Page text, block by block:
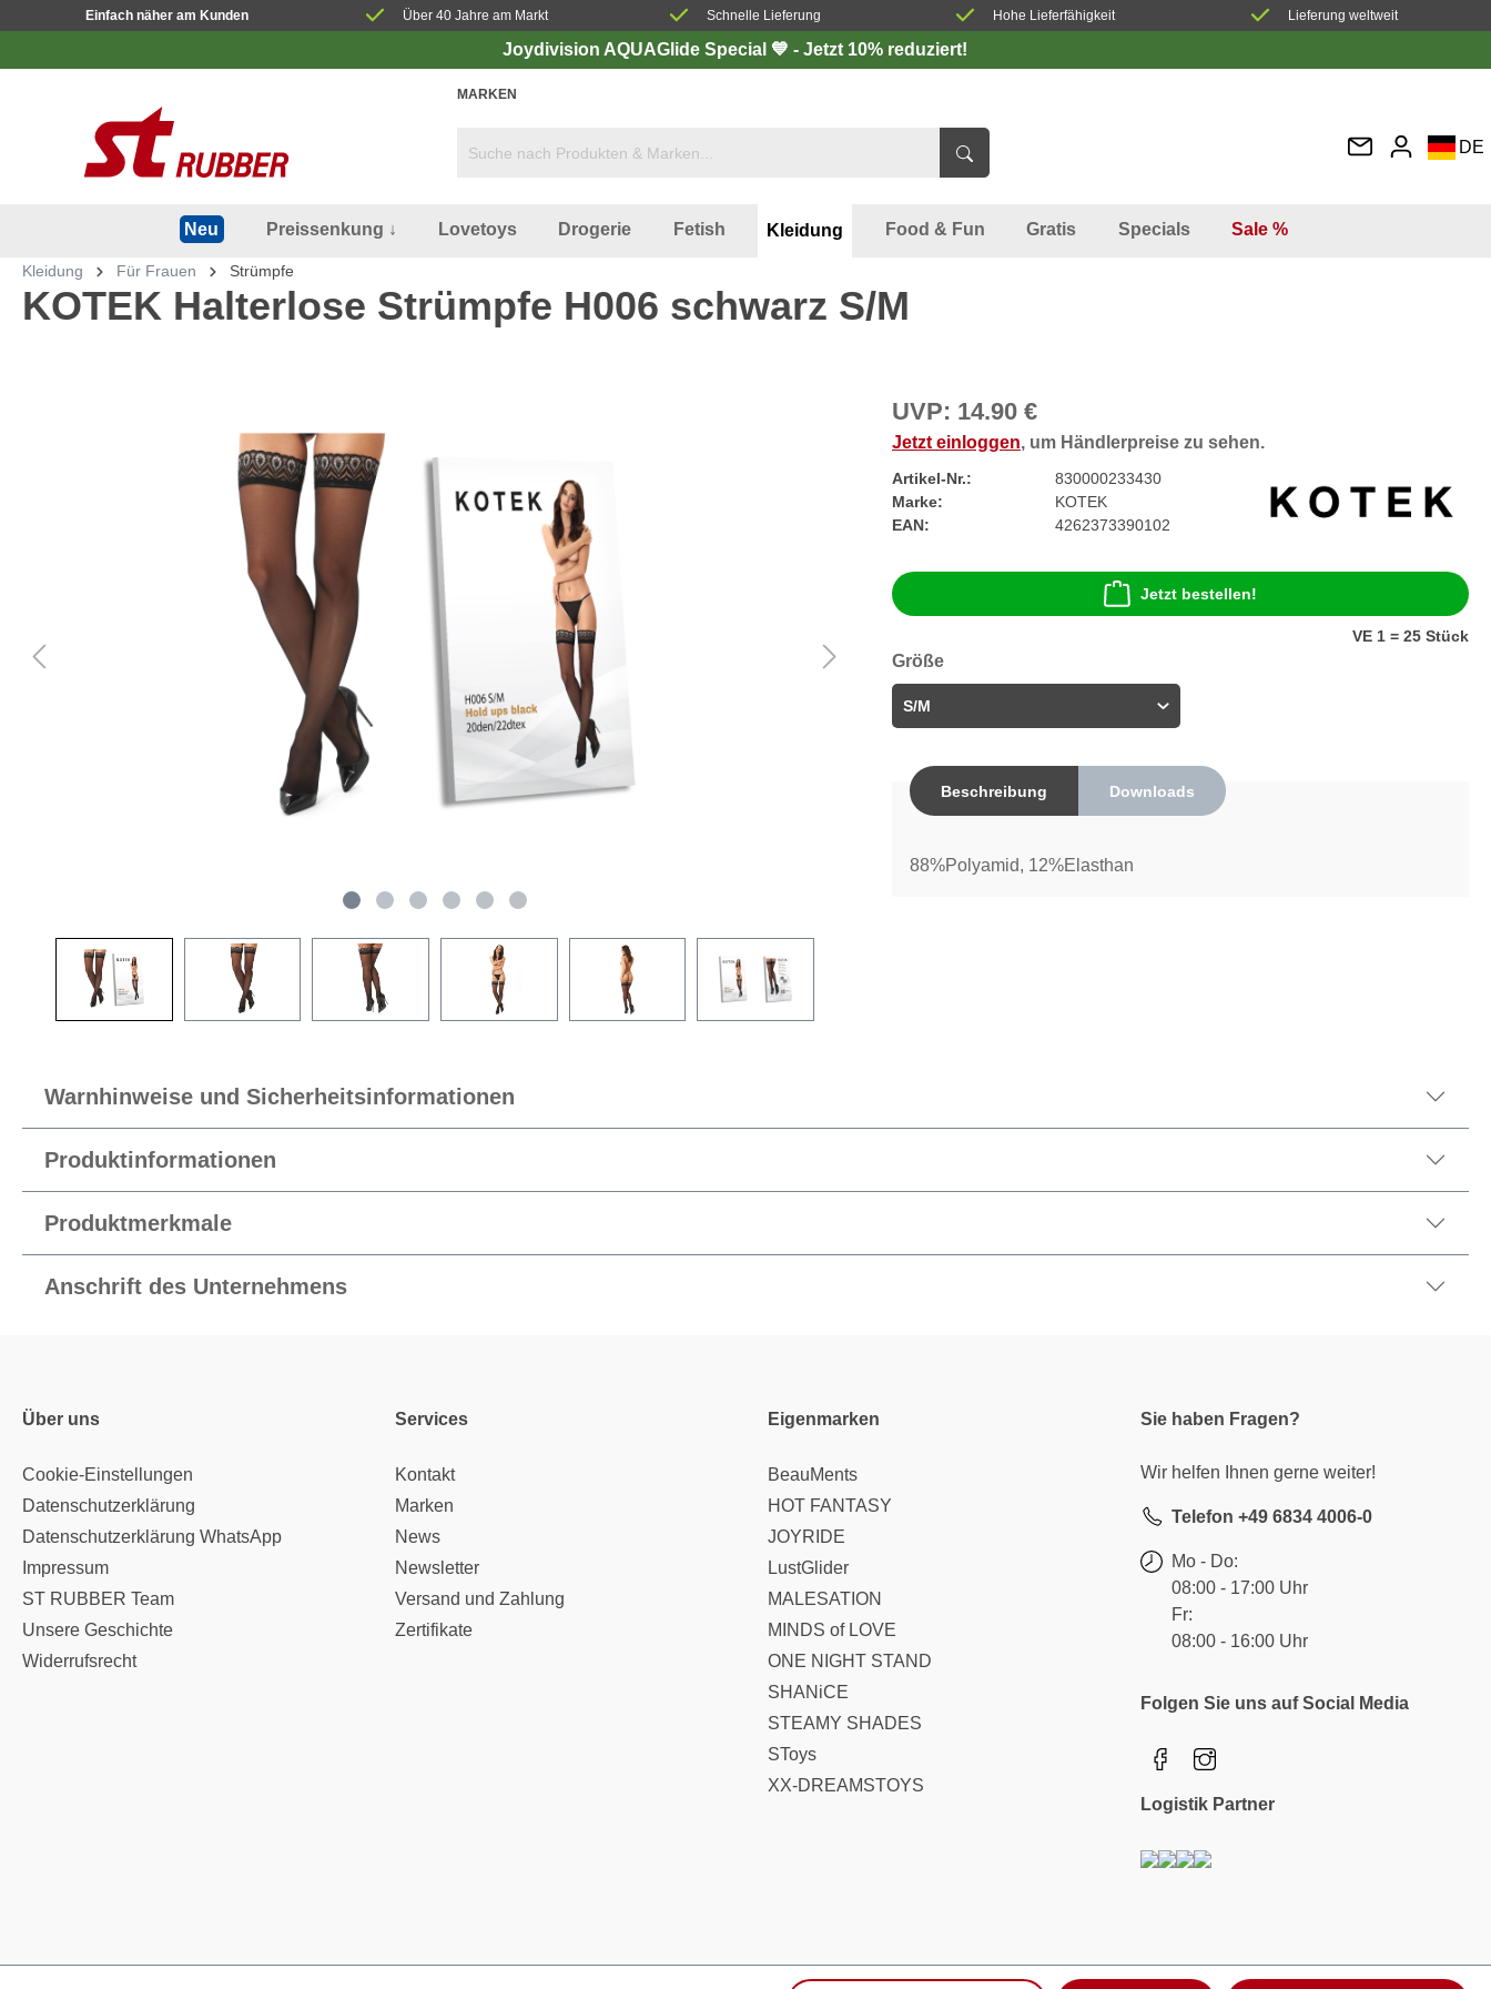
Einfach näher am Kunden Über 40 Jahre am Markt Schnelle Lieferung Hohe Lieferfähigkeit Lieferung weltweit
Joydivision AQUAGlide Special 💙 - Jetzt 10% reduziert!
MARKEN
DE
Neu Preissenkung ↓ Lovetoys Drogerie Fetish Kleidung Food & Fun Gratis Specials Sale %
Kleidung Für Frauen Strümpfe
KOTEK Halterlose Strümpfe H006 schwarz S/M
UVP: 14.90 €
Jetzt einloggen, um Händlerpreise zu sehen.
Artikel-Nr.:
830000233430
Marke:
KOTEK
EAN:
4262373390102
Jetzt bestellen!
VE 1 = 25 Stück
Größe
Beschreibung Downloads
88%Polyamid, 12%Elasthan
Warnhinweise und Sicherheitsinformationen
Produktinformationen
Produktmerkmale
Anschrift des Unternehmens
Über uns
Cookie-Einstellungen
Datenschutzerklärung
Datenschutzerklärung WhatsApp
Impressum
ST RUBBER Team
Unsere Geschichte
Widerrufsrecht
Services
Kontakt
Marken
News
Newsletter
Versand und Zahlung
Zertifikate
Eigenmarken
BeauMents
HOT FANTASY
JOYRIDE
LustGlider
MALESATION
MINDS of LOVE
ONE NIGHT STAND
SHANiCE
STEAMY SHADES
SToys
XX-DREAMSTOYS
Sie haben Fragen?
Wir helfen Ihnen gerne weiter!
Telefon +49 6834 4006-0
Mo - Do:
08:00 - 17:00 Uhr
Fr:
08:00 - 16:00 Uhr
Folgen Sie uns auf Social Media
Logistik Partner